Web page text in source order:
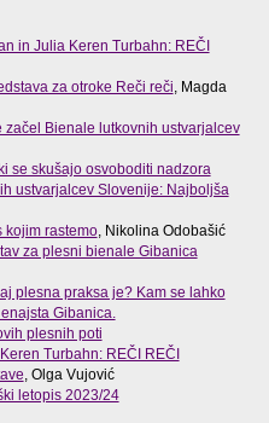
in Julia Keren Turbahn: REČI
za otroke Reči reči, Magda
začel Bienale lutkovnih ustvarjalcev
se skušajo osvoboditi nadzora
ustvarjalcev Slovenije: Najboljša
kojim rastemo, Nikolina Odobašić
za plesni bienale Gibanica
plesna praksa je? Kam se lahko
Gibanica.
plesnih poti
Turbahn: REČI REČI
, Olga Vujović
letopis 2023/24